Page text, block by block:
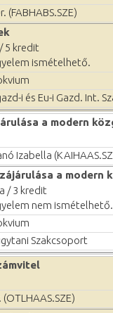
(FABHABS.SZE)
5 kredit
ismételhető.
i és Eu-i Gazd. Int.
a modern
Izabella
a modern
/ 3 kredit
nem ismételhető.
Szakcsoport